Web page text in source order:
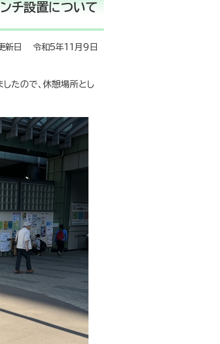
チ設置について
新日 令和5年11月9日
たので、休憩場所とし